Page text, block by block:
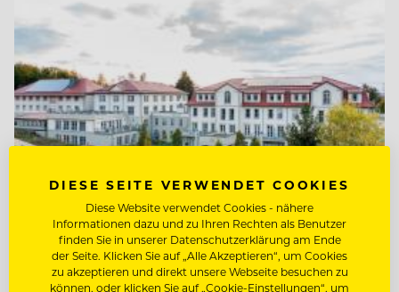
TOP ARBEITGEBER
Ritter von Kempski Privathotels &
DIESE SEITE VERWENDET COOKIES
Diese Website verwendet Cookies - nähere
Informationen dazu und zu Ihren Rechten als Benutzer
finden Sie in unserer Datenschutzerklärung am Ende
der Seite. Klicken Sie auf „Alle Akzeptieren“, um Cookies
zu akzeptieren und direkt unsere Webseite besuchen zu
können, oder klicken Sie auf „Cookie-Einstellungen“, um